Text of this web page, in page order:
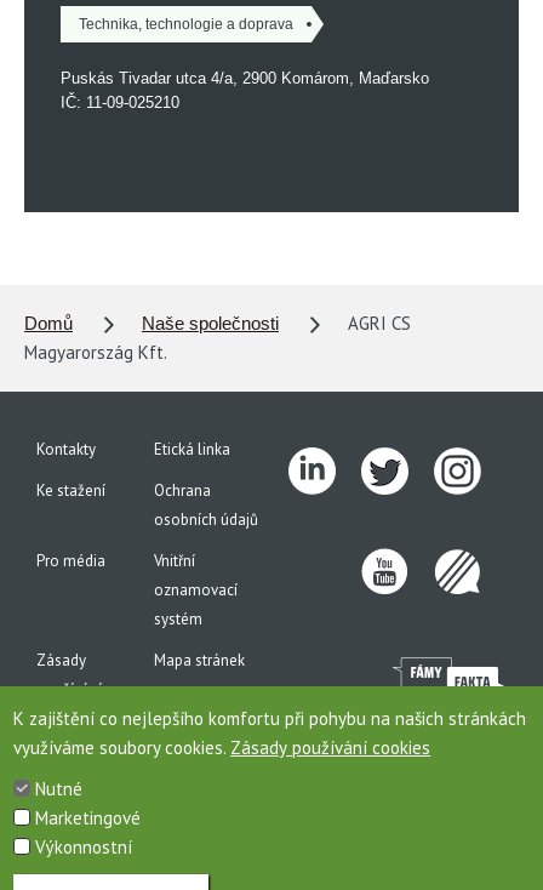
Technika, technologie a doprava
Puskás Tivadar utca 4/a, 2900 Komárom, Maďarsko
IČ: 11-09-025210
Domů Naše společnosti
AGRI CS
Magyarország Kft.
Kontakty
Etická linka
Ke stažení
Ochrana
osobních údajů
Pro média
Vnitřní
oznamovací
systém
Zásady
používání
cookies
Mapa stránek
Toto jsou internetové stránky společnosti AGROFERT, a.s., IČO 26185610, se sídlem na
adrese Pyšelská 2327/2, Chodov, 149 00 Praha 4, zapsané v obchodním rejstříku pod
K zajištění co nejlepšího komfortu při pohybu na našich stránkách
využíváme soubory cookies. Zásady používání cookies
Nutné
Marketingové
Výkonnostní